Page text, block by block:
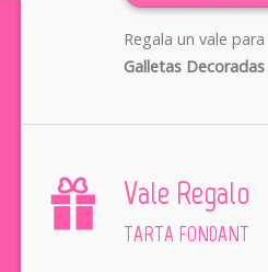
Regala un vale
Galletas Decoradas
Vale Regalo
TARTA FONDANT